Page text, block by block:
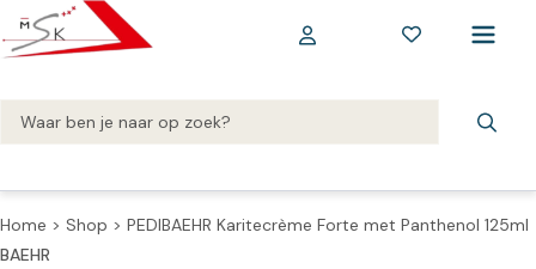
Home > Shop > PEDIBAEHR Karitecrème Forte met Panthenol 125ml
BAEHR